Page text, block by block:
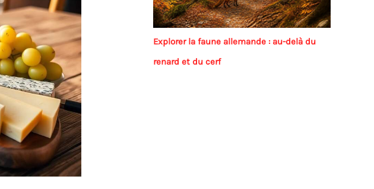
Explorer la faune allemande : au-delà du
renard et du cerf